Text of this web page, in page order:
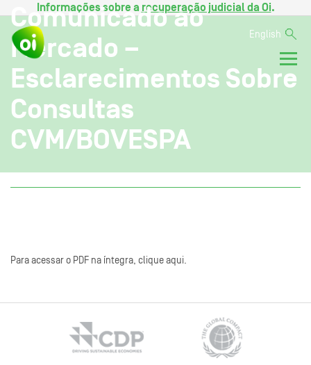
Informações sobre a recuperação judicial da Oi.
English
Comunicado ao
Mercado –
Esclarecimentos Sobre
Consultas
CVM/BOVESPA
Para acessar o PDF na íntegra, clique aqui.